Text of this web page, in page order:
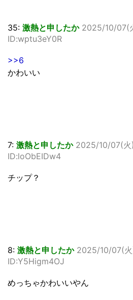
35: 激熱と申したか 2025/10/07(
ID:wptu3eY0R
>>6
かわいい
7: 激熱と申したか 2025/10/07(火
ID:loObEIDw4
チップ？
8: 激熱と申したか 2025/10/07(
ID:Y5Higm4OJ
めっちゃかわいいやん